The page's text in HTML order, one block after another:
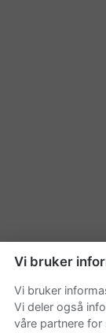
Vi bruker
Vi bruker
Vi deler også
våre partnere for